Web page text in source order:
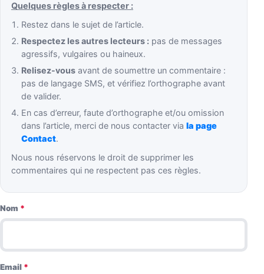
Quelques règles à respecter :
Restez dans le sujet de l’article.
Respectez les autres lecteurs : pas de messages
agressifs, vulgaires ou haineux.
Relisez-vous avant de soumettre un commentaire :
pas de langage SMS, et vérifiez l’orthographe avant
de valider.
En cas d’erreur, faute d’orthographe et/ou omission
dans l’article, merci de nous contacter viala page
Contact.
Nous nous réservons le droit de supprimer les
commentaires qui ne respectent pas ces règles.
Nom *
Email *